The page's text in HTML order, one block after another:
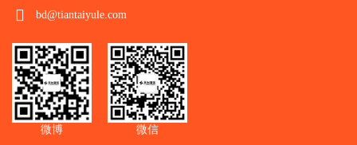
bd@tiantaiyule.com
微博 微信